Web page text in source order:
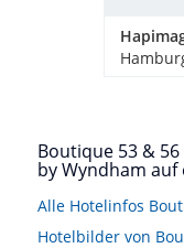
Boutique 53 &
by Wyndham auf